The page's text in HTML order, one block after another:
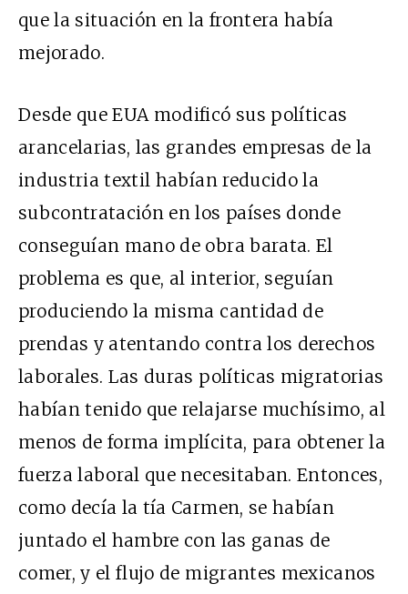
que la situación en la frontera había
mejorado.
Desde que EUA modificó sus políticas
arancelarias, las grandes empresas de la
industria textil habían reducido la
subcontratación en los países donde
conseguían mano de obra barata. El
problema es que, al interior, seguían
produciendo la misma cantidad de
prendas y atentando contra los derechos
laborales. Las duras políticas migratorias
habían tenido que relajarse muchísimo, al
menos de forma implícita, para obtener la
fuerza laboral que necesitaban. Entonces,
como decía la tía Carmen, se habían
juntado el hambre con las ganas de
comer, y el flujo de migrantes mexicanos